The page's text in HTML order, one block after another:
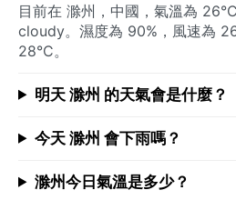
目前在 滁州，中國，氣溫為
cloudy。濕度為 90%，風速為
28°C。
明天 滁州 的天氣會是什麼？
今天 滁州 會下雨嗎？
滁州今日氣溫是多少？